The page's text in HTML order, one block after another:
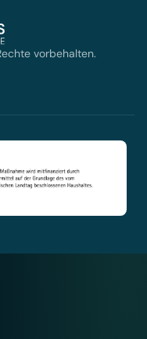
vorbehalten.